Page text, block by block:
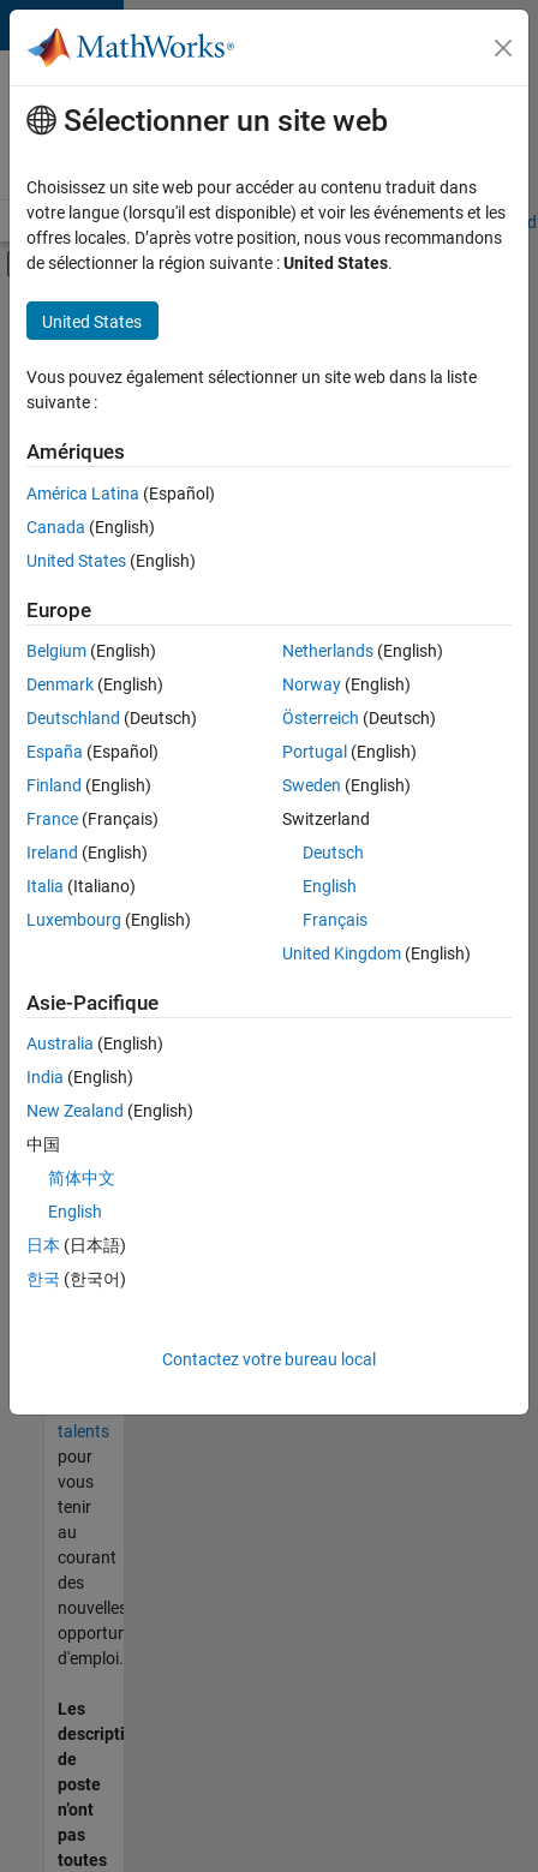
Passer au contenu
Votre
carrière
chez
Accueil Explorer nos opportunités Adresses de nos bureaux
Activer/désactiver l'affichage du menu
Contenu principal
FILTRER PAR
Programme destiné aux nouvelles carrières (EDG)
Applications et outils commerciaux
Globalisation
Actuellement,
aucune
offre
d'emploi
correspondant
à vos
critères
de
recherche.
Vous
pouvez
élargir
votre
recherche
ou
afficher
l’ensemble
d'emploi.
malgré
tout
vous
trouvez
pas
d'offre
corresponde
à vos
talents
pour
vous
tenir
au
courant
des
nouvelles
opportunités
d'emploi.
Les
descriptions
de
poste
n’ont
pas
toutes
Sélectionner un site web
Choisissez un site web pour accéder au contenu traduit dans
votre langue (lorsqu'il est disponible) et voir les événements et les
offres locales. D’après votre position, nous vous recommandons
de sélectionner la région suivante :United States.
United States
Vous pouvez également sélectionner un site web dans la liste
suivante :
Amériques
América Latina (Español)
Canada (English)
United States (English)
Europe
Belgium (English)
Denmark (English)
Deutschland (Deutsch)
España (Español)
Finland (English)
France (Français)
Ireland (English)
Italia (Italiano)
Luxembourg (English)
Netherlands(English)
Norway(English)
Österreich (Deutsch)
Portugal (English)
Sweden (English)
Switzerland
Deutsch
English
Français
United Kingdom(English)
Asie-Pacifique
Australia (English)
India (English)
New Zealand (English)
中国
简体中文
English
日本 (日本語)
한국 (한국어)
Contactez votre bureau local